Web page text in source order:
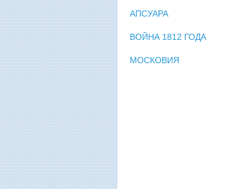
АПСУАРА
ВОЙНА 1812 ГОДА
МОСКОВИЯ